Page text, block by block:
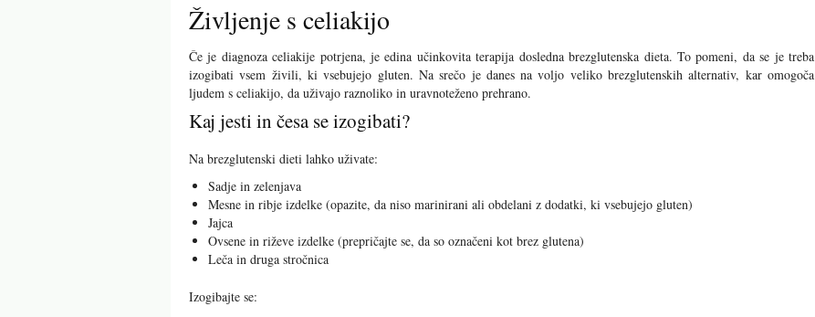
Življenje s celiakijo
Če je diagnoza celiakije potrjena, je edina učinkovita terapija dosledna brezglutenska dieta. To pomeni, da se je treba
izogibati vsem živili, ki vsebujejo gluten. Na srečo je danes na voljo veliko brezglutenskih alternativ, kar omogoča
ljudem s celiakijo, da uživajo raznoliko in uravnoteženo prehrano.
Kaj jesti in česa se izogibati?
Na brezglutenski dieti lahko uživate:
Sadje in zelenjava
Mesne in ribje izdelke (opazite, da niso marinirani ali obdelani z dodatki, ki vsebujejo gluten)
Jajca
Ovsene in riževe izdelke (prepričajte se, da so označeni kot brez glutena)
Leča in druga stročnica
Izogibajte se: